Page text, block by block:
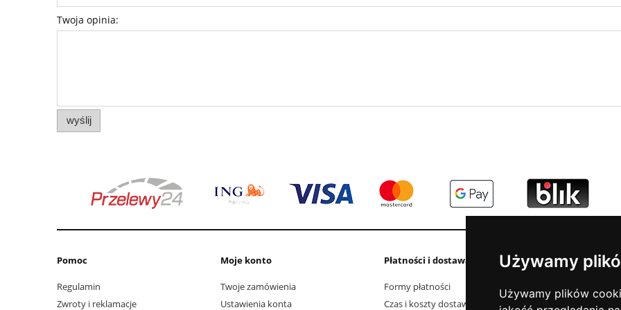
Używamy
Używamy plików
Twoja opinia:
wyślij
Pomoc
Regulamin
Zwroty i reklamacje
Moje konto
Twoje zamówienia
Ustawienia konta
Płatności i dostawa
Formy płatności
Czas i koszty dostawy
Informacje
Kontakt i dane
Elektrośmieci